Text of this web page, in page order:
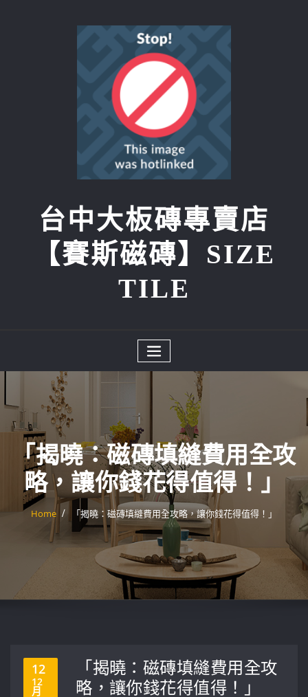
台中大板磚專賣店
【賽斯磁磚】SIZE
TILE
「揭曉：磁磚填縫費用全攻
略，讓你錢花得值得！」
Home 「揭曉：磁磚填縫費用全攻略，讓你錢花得值得！」
12
12
月
「揭曉：磁磚填縫費用全攻
略，讓你錢花得值得！」